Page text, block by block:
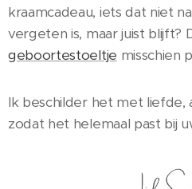
kraamcadeau, iets dat niet
vergeten is, maar juist blijft?
geboortestoeltje misschien
Ik beschilder het met liefde,
zodat het helemaal past bij